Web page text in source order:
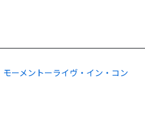
モーメントーライヴ・イン・コン